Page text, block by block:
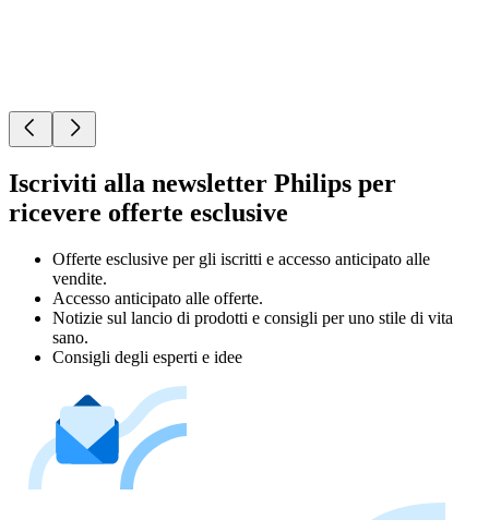
Iscriviti alla newsletter Philips per
ricevere offerte esclusive
Offerte esclusive per gli iscritti e accesso anticipato alle
vendite.
Accesso anticipato alle offerte.
Notizie sul lancio di prodotti e consigli per uno stile di vita
sano.
Consigli degli esperti e idee